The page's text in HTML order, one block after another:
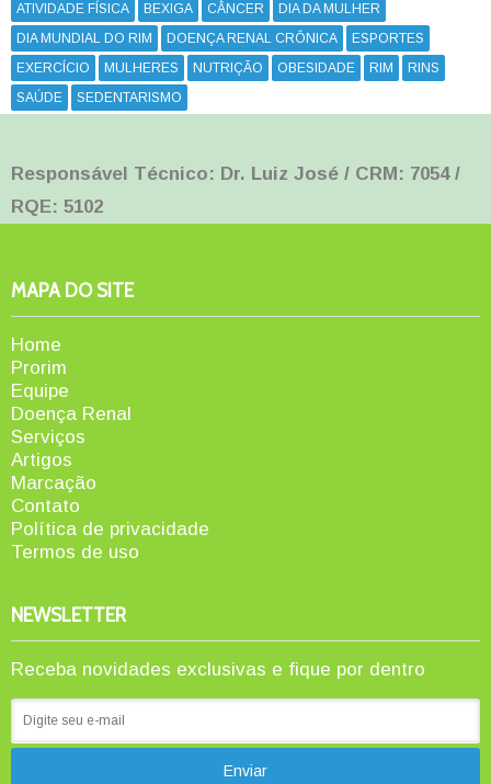
ATIVIDADE FÍSICA BEXIGA CÂNCER
DIA DA MULHER
DIA MUNDIAL DO RIM
DOENÇA RENAL CRÔNICA
ESPORTES
EXERCÍCIO
MULHERES NUTRIÇÃO OBESIDADE RIM
RINS
SAÚDE
SEDENTARISMO
Responsável Técnico: Dr. Luiz José / CRM: 7054 /
RQE: 5102
MAPA DO SITE
Home
Prorim
Equipe
Doença Renal
Serviços
Artigos
Marcação
Contato
Política de privacidade
Termos de uso
NEWSLETTER
Receba novidades exclusivas e fique por dentro